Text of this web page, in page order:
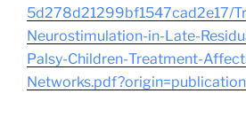
5d278d21299bf1547cad2e17/
Neurostimulation-in-Late-
Palsy-Children-Treatment-
Networks.pdf?origin=